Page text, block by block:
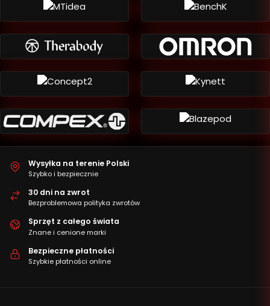
Wysyłka na terenie Polski
Szybko i bezpiecznie
30 dni na zwrot
Bezproblemowa polityka zwrotów
Sprzęt z całego świata
Znane i cenione marki
Bezpieczne płatności
Szybkie płatności online